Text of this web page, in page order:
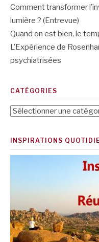
Comment transformer
lumière ? (Entrevue)
Quand on est bien, le
L’Expérience de
psychiatrisées
CATÉGORIES
Catégories
INSPIRATIONS